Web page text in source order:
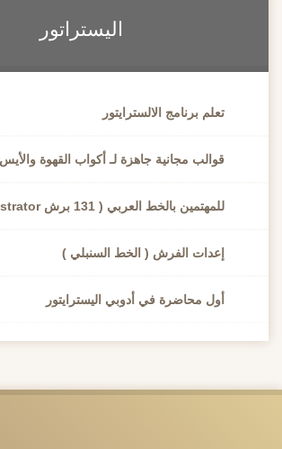
اليستراتور
تعلم برنامج الالسترايتور
قوالب مجانية جاهزة لـ أكواب القهوة
للمهتمين بالخط العربي ( 131 برش illustrator )
إعدات الفرش ( الخط السنبلي )
أول محاضرة في أدوبي اليسترايتور